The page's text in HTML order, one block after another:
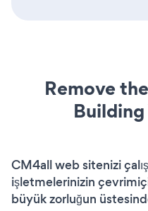
Remove
Building
CM4all web sitenizi
işletmelerinizin çevrimiçi
büyük zorluğun